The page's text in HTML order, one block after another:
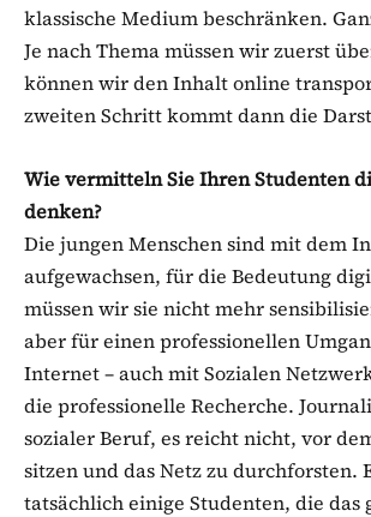
klassische Medium beschränken.
Je nach Thema müssen wir zuerst
können wir den Inhalt online
zweiten Schritt kommt dann die
Wie vermitteln Sie Ihren Studenten
denken?
Die jungen Menschen sind mit dem
aufgewachsen, für die Bedeutung
müssen wir sie nicht mehr
aber für einen professionellen
Internet – auch mit Sozialen
die professionelle Recherche.
sozialer Beruf, es reicht nicht, vor
sitzen und das Netz zu durchforsten.
tatsächlich einige Studenten, die das